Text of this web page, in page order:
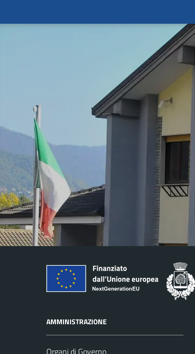
AMMINISTRAZIONE
Organi di Governo